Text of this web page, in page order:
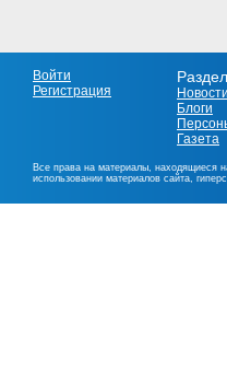
Войти
Регистрация
Новости
Блоги
Газета
Все права на материалы, находящиеся
использовании материалов сайта,